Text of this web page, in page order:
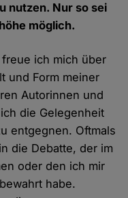
nutzen. Nur so sei
möglich.
freue ich mich über
und Form meiner
Autorinnen und
die Gelegenheit
entgegnen. Oftmals
die Debatte, der im
oder den ich mir
habe.